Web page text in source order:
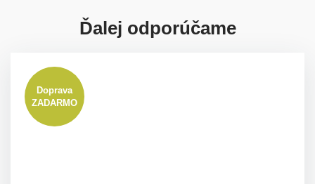
Ďalej odporúčame
Doprava
ZADARMO